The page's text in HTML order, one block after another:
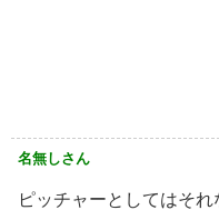
名無しさん
ピッチャーとしてはそ